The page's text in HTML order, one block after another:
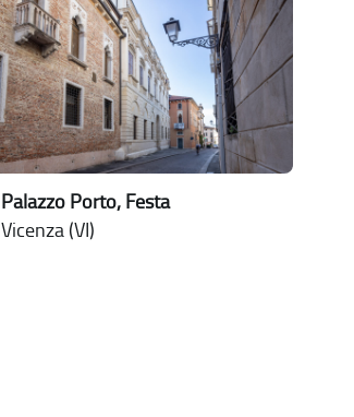
Palazzo Porto, Festa
Vicenza (VI)